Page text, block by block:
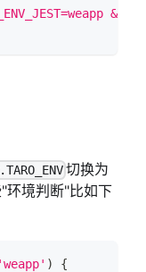
&&
切换为
环境判断"比如下
'weapp' )
{